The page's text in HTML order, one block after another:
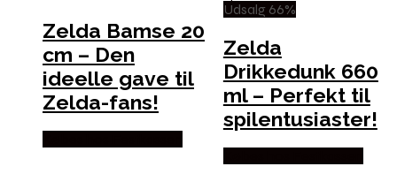
Zelda Bamse 20
cm – Den
ideelle gave til
Zelda-fans!
Udsalg 66%
Zelda
Drikkedunk 660
ml – Perfekt til
spilentusiaster!